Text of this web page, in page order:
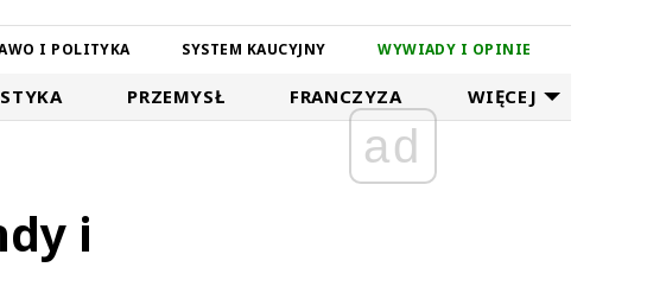
I POLITYKA SYSTEM KAUCYJNY WYWIADY I OPINIE
PRZEMYSŁ FRANCZYZA WIĘCEJ
i
ad